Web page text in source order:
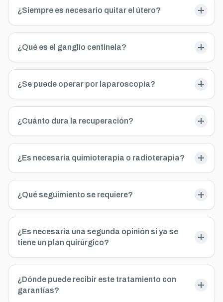
¿Siempre es necesario quitar el útero?
¿Qué es el ganglio centinela?
¿Se puede operar por laparoscopia?
¿Cuánto dura la recuperación?
¿Es necesaria quimioterapia o radioterapia?
¿Qué seguimiento se requiere?
¿Es necesaria una segunda opinión si ya se
tiene un plan quirúrgico?
¿Dónde puede recibir este tratamiento con
garantías?